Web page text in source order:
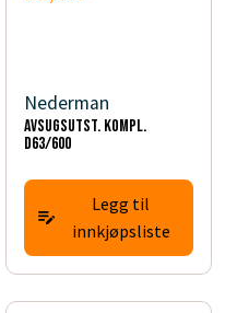
Nederman
Avsugsutst. kompl.
d63/600
Legg til
innkjøpsliste